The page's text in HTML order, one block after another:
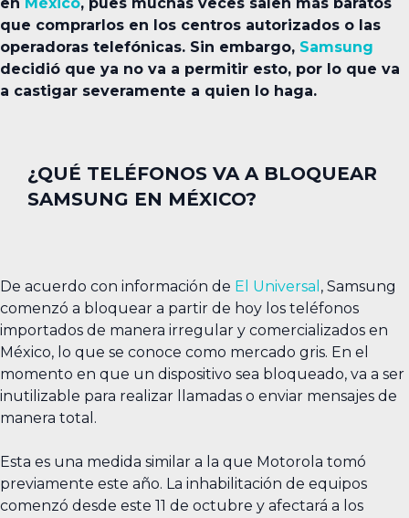
que comprarlos en los centros autorizados o las
operadoras telefónicas. Sin embargo, Samsung
decidió que ya no va a permitir esto, por lo que va
a castigar severamente a quien lo haga.
¿QUÉ TELÉFONOS VA A BLOQUEAR
SAMSUNG EN MÉXICO?
De acuerdo con información de El Universal , Samsung
comenzó a bloquear a partir de hoy los teléfonos
importados de manera irregular y comercializados en
México, lo que se conoce como mercado gris. En el
momento en que un dispositivo sea bloqueado, va a ser
inutilizable para realizar llamadas o enviar mensajes de
manera total.
Esta es una medida similar a la que Motorola tomó
previamente este año. La inhabilitación de equipos
comenzó desde este 11 de octubre y afectará a los